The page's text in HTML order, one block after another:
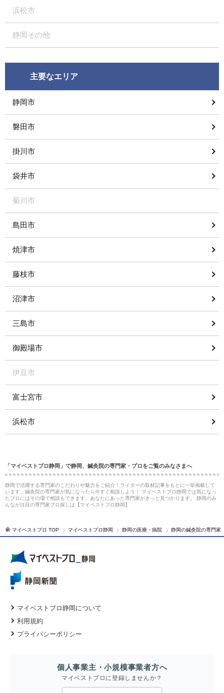
浜松市
静岡その他
主要なエリア
静岡市
磐田市
掛川市
袋井市
菊川市
島田市
焼津市
藤枝市
沼津市
三島市
御殿場市
伊豆市
富士宮市
浜松市
「マイベストプロ静岡」で静岡、鍼灸院の専門家・プロをご覧のみなさまへ
静岡で活躍する専門家のこだわりや魅力をご紹介！ライターの取材記事をもとに一挙掲載して
います。鍼灸院の専門家が気になったら今すぐ相談しよう！ マイベストプロ静岡では気になっ
たプロにはその場で相談もできます。あなたにあった専門家がきっと見つかります。 静岡のみ
んなが注目の専門家プロ探しは【マイベストプロ静岡】
マイベストプロ TOP マイベストプロ静岡 静岡の医療・病院 静岡の鍼灸院の専門家
マイベストプロ静岡について
利用規約
プライバシーポリシー
個人事業主・小規模事業者方へ
マイベストプロに登録しませんか？